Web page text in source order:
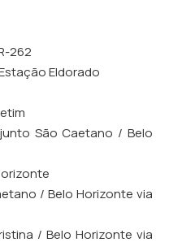
262
Eldorado
São Caetano / Belo
/ Belo Horizonte via
/ Belo Horizonte via